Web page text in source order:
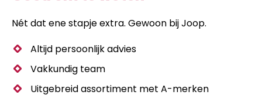
Nét dat ene stapje extra. Gewoon bij Joop.
Altijd persoonlijk advies
Vakkundig team
Uitgebreid assortiment met A-merken